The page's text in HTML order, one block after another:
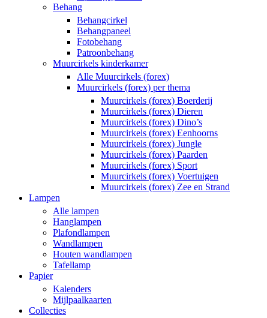
Behang
Behangcirkel
Behangpaneel
Fotobehang
Patroonbehang
Muurcirkels kinderkamer
Alle Muurcirkels (forex)
Muurcirkels (forex) per thema
Muurcirkels (forex) Boerderij
Muurcirkels (forex) Dieren
Muurcirkels (forex) Dino’s
Muurcirkels (forex) Eenhoorns
Muurcirkels (forex) Jungle
Muurcirkels (forex) Paarden
Muurcirkels (forex) Sport
Muurcirkels (forex) Voertuigen
Muurcirkels (forex) Zee en Strand
Lampen
Alle lampen
Hanglampen
Plafondlampen
Wandlampen
Houten wandlampen
Tafellamp
Papier
Kalenders
Mijlpaalkaarten
Collecties